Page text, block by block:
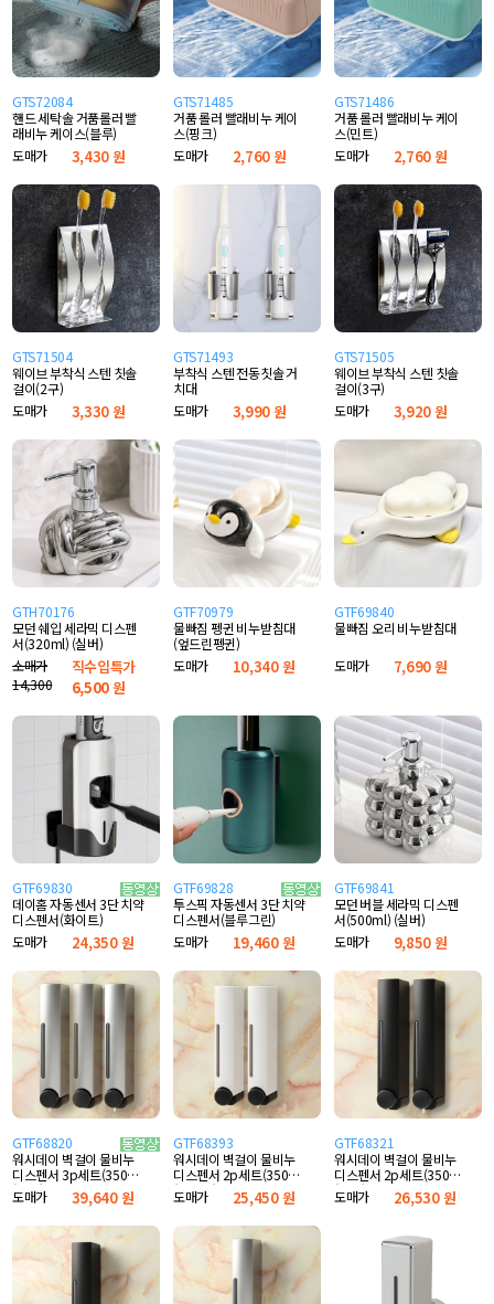
GTS72084
핸드 세탁솔 거품롤러 빨
래비누 케이스(블루)
도매가
3,430 원
GTS71485
거품 롤러 빨래비누 케이
스(핑크)
도매가
2,760 원
GTS71486
거품 롤러 빨래비누 케이
스(민트)
도매가
2,760 원
GTS71504
웨이브 부착식 스텐 칫솔
걸이(2구)
도매가
3,330 원
GTS71493
부착식 스텐 전동칫솔 거
치대
도매가
3,990 원
GTS71505
웨이브 부착식 스텐 칫솔
걸이(3구)
도매가
3,920 원
GTH70176
모던 쉐입 세라믹 디스펜
서(320ml) (실버)
소매가
14,300
직수입특가
6,500원
GTF70979
물빠짐 펭귄 비누받침대
(엎드린펭귄)
도매가
10,340 원
GTF69840
물빠짐 오리 비누받침대
도매가
7,690 원
GTF69830
데이홈 자동센서 3단 치약
디스펜서(화이트)
도매가
24,350 원
GTF69828
투스픽 자동센서 3단 치약
디스펜서(블루그린)
도매가
19,460 원
GTF69841
모던 버블 세라믹 디스펜
서(500ml) (실버)
도매가
9,850 원
GTF68820
워시데이 벽걸이 물비누
디스펜서 3p세트(350ml)
(실버)
도매가 39,640 원
GTF68393
워시데이 벽걸이 물비누
디스펜서 2p세트(350ml)
(화이트)
도매가 25,450 원
GTF68321
워시데이 벽걸이 물비누
디스펜서 2p세트(350ml)
(블랙)
도매가 26,530 원